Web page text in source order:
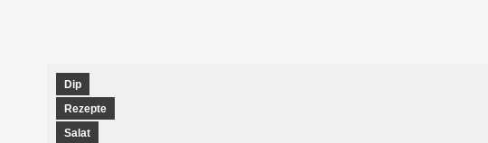
Dip
Rezepte
Salat